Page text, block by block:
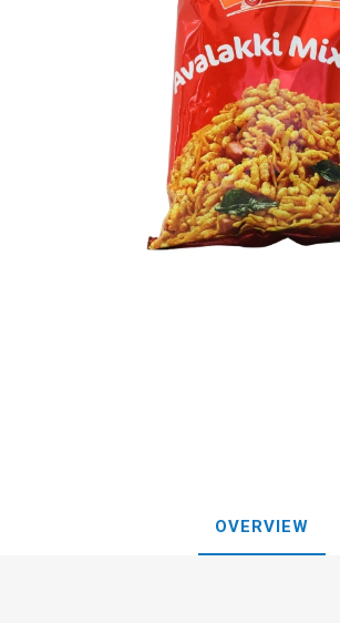
OVERVIEW